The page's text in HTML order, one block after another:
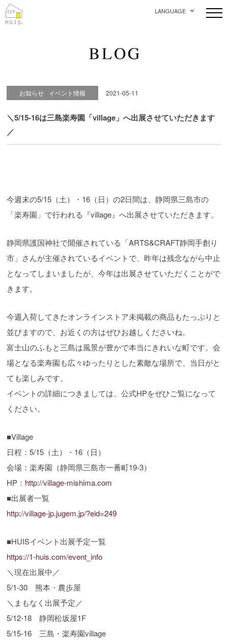
LANGUAGE
お知らせ イベント情報 2021-05-11
＼5/15-16は三島楽寿園「village」へ出展させていただきます
／
今週末の5/15（土）・16（日）の2日間は、静岡県三島市の
「楽寿園」で行われる『village』へ出展させていただきます。
静岡県護国神社で開催されている「ARTS&CRAFT静岡手創り
市」さんが主催されているイベントで、昨年は残念ながら中止
となってしまいましたが、今年は出展させていただくことがで
きます。
今週入荷してきたオンラインストア未掲載の商品もたっぷりと
並びますので、お近くの方はぜひお越しくださいね。
富士山のふもと三島は風景が豊かで本当にきれいな町です。会
場となる楽寿園も広々ゆったりとした素敵な場所で、当日がと
ても楽しみです。
イベントの詳細につきましては、公式HPをぜひご覧になって
ください。
■Village
日程：5/15（土）・16（日）
会場：楽寿園（静岡県三島市一番町19-3）
HP： http://village-mishima.com
■出展者一覧
http://village-jp.jugem.jp/?eid=249
■HUISイベント出展予定一覧
https://1-huis.com/event_info
＼現在出展中／
5/1-30 熊本・農歩屋
＼まもなく出展予定／
5/12-18 静岡松坂屋1F
5/15-16 三島・楽寿園village